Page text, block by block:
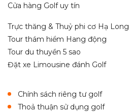
Cửa hàng Golf uy tín
Trực thăng & Thuỷ phi cơ Hạ Long
Tour thám hiểm Hang động
Tour du thuyền 5 sao
Đặt xe Limousine đánh Golf
Chính sách riêng tư golf
Thoả thuận sử dụng golf